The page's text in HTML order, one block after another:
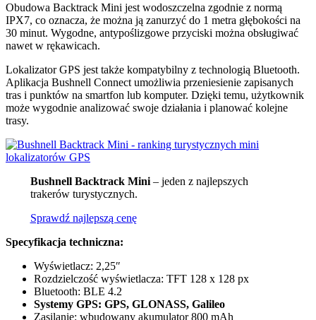
Obudowa Backtrack Mini jest wodoszczelna zgodnie z normą
IPX7, co oznacza, że można ją zanurzyć do 1 metra głębokości na
30 minut. Wygodne, antypoślizgowe przyciski można obsługiwać
nawet w rękawicach.
Lokalizator GPS jest także kompatybilny z technologią Bluetooth.
Aplikacja Bushnell Connect umożliwia przeniesienie zapisanych
tras i punktów na smartfon lub komputer. Dzięki temu, użytkownik
może wygodnie analizować swoje działania i planować kolejne
trasy.
Bushnell Backtrack Mini– jeden z najlepszych
trakerów turystycznych.
Sprawdź najlepszą cenę
Specyfikacja techniczna:
Wyświetlacz: 2,25″
Rozdzielczość wyświetlacza: TFT 128 x 128 px
Bluetooth: BLE 4.2
Systemy GPS: GPS, GLONASS, Galileo
Zasilanie: wbudowany akumulator 800 mAh